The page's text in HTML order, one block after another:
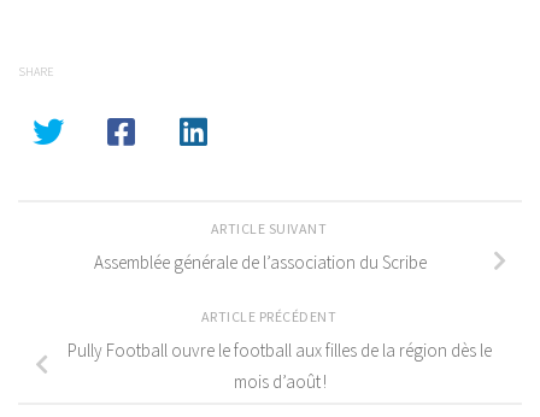
SHARE
ARTICLE SUIVANT
Assemblée générale de l’association du Scribe
ARTICLE PRÉCÉDENT
Pully Football ouvre le football aux filles de la région dès le
mois d’août !